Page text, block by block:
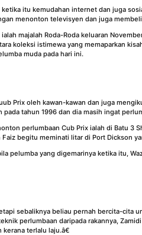
itu kemudahan internet dan juga
menonton televisyen dan juga
majalah Roda-Roda keluaran
koleksi istimewa yang memaparkan
muda pada hari ini.
Prix oleh kawan-kawan dan juga
pada tahun 1996 dan dia masih ingat
perlumbaan Cub Prix ialah di Batu 3
begitu meminati litar di Port Dickson
pelumba yang digemarinya ketika itu,
sebaliknya beliau pernah bercita-
perlumbaan daripada rakannya,
terlalu laju.â€